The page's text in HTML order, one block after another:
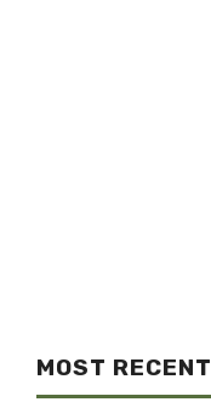
MOST RECENT